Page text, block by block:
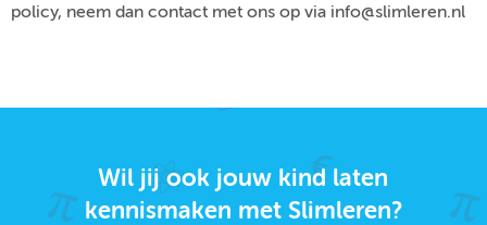
policy, neem dan contact met ons op via info@slimleren.nl
Wil jij ook jouw kind laten
kennismaken met Slimleren?